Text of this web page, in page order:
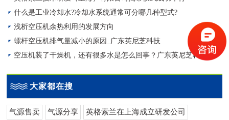
什么是工业冷却水?冷却水系统通常可分哪几种型式?
浅析空压机余热利用的发展方向
螺杆空压机排气量减小的原因_广东英尼芝科技
空压机装了干燥机，还有很多水是怎么回事？广东英尼芝科技
大家都在搜
气源售卖 气源分享 英格索兰在上海成立研发公司